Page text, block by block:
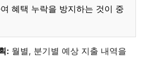
혜택 누락을 방지하는 것이 중
: 월별, 분기별 예상 지출 내역을